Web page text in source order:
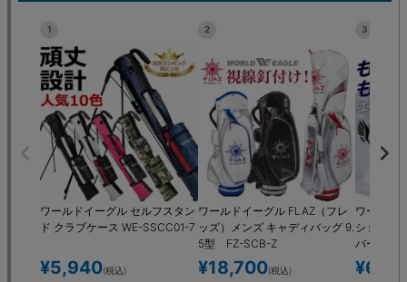
1
ワールドイーグル セルフスタン
ド クラブケース WE-SSCC01-7
¥5,940(税込)
2
ワールドイーグル FLAZ（フレ
ッズ）メンズ キャディバッグ 9.
5型 FZ-SCB-Z
¥18,700(税込)
3
ワールド
ション付
バー
¥